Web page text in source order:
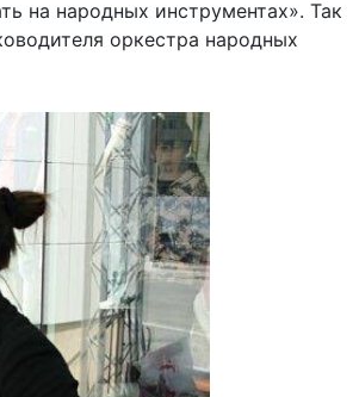
на народных инструментах». Так
оркестра народных